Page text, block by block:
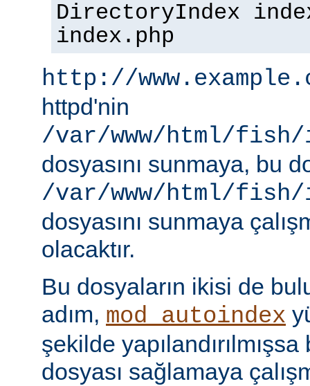
DirectoryIndex
index.php
http://
httpd'nin
/var/www/html/
dosyasını sunmaya, bu
/var/www/html/fish/
dosyasını sunmaya
olacaktır.
Bu dosyaların ikisi de
adım, mod_autoindex
şekilde
dosyası sağlamaya